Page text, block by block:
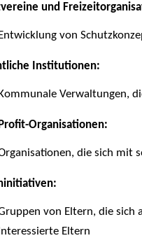
und
Entwicklung von
Institutionen:
Kommunale Verwaltungen,
Organisationen:
die sich mit
von Eltern, die sich
Interessierte Eltern